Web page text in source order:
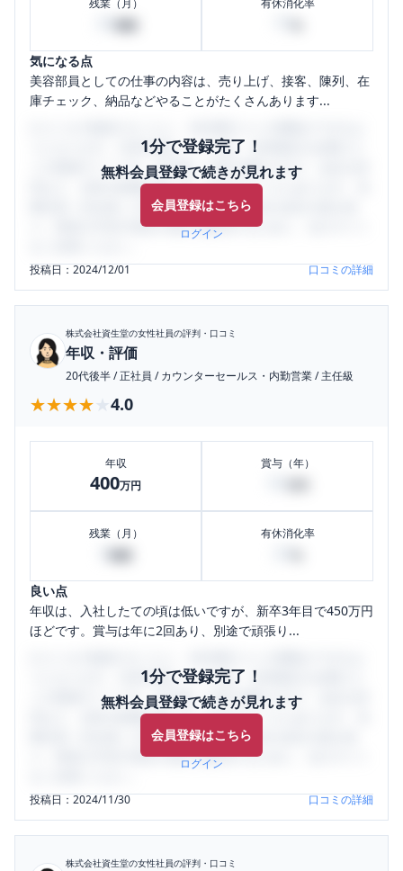
30
気になる点
美容部員としての仕事の内容は、売り上げ、接客、陳列、在
庫チェック、納品などやることがたくさんあります...
1分で登録完了！
無料会員登録で続きが見れます
会員登録はこちら
ログイン
うになります。SHEHUB(シーハブ)は、女性限定の企業口コ
ミの投稿サイトです。給与面・女性の働きやすさ・会社の評
判など、女性の転職は気にすべき点がたくさんあります。先
輩社員（元社員）の口コミを通して、本当の会社の姿を知
り、将来の不安や現在の悩みを解消するために、ぜひサイト
投稿日：2024/12/01 口コミの詳細
株式会社資生堂の女性社員の評判・口コミ
年収・評価
20代後半/正社員 /カウンターセールス・内勤営業/主任級
★★★★★
★★★★★ 4.0
年収
400万円
賞与（年）
残業（月）
8
有休消化率
良い点
年収は、入社したての頃は低いですが、新卒3年目で450万円
ほどです。賞与は年に2回あり、別途で頑張り...
1分で登録完了！
無料会員登録で続きが見れます
会員登録はこちら
ログイン
うになります。SHEHUB(シーハブ)は、女性限定の企業口コ
ミの投稿サイトです。給与面・女性の働きやすさ・会社の評
判など、女性の転職は気にすべき点がたくさんあります。先
輩社員（元社員）の口コミを通して、本当の会社の姿を知
り、将来の不安や現在の悩みを解消するために、ぜひサイト
投稿日：2024/11/30 口コミの詳細
株式会社資生堂の女性社員の評判・口コミ